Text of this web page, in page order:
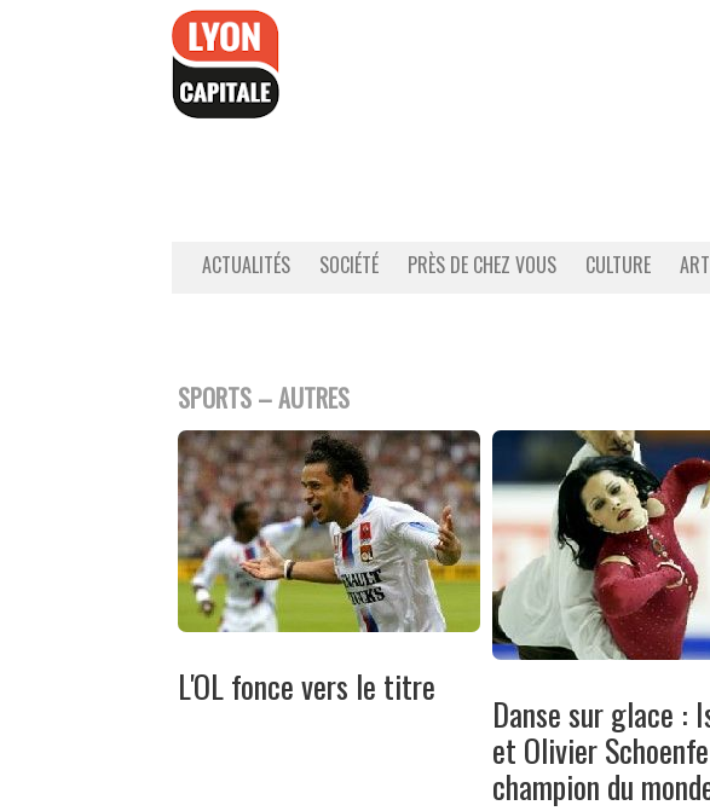
ACTUALITÉS SOCIÉTÉ PRÈS DE CHEZ VOUS CULTURE
SPORTS – AUTRES
L'OL fonce vers le titre
Danse sur glace :
et Olivier
champion du